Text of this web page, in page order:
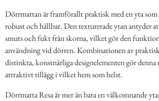
Dörrmattan är framförallt praktisk med en yta som
robust och hållbar. Den texturerade ytan antyder
smuts och fukt från skorna, vilket gör den
användning vid dörren. Kombinationen av
distinkta, konstnärliga designelementen gör
attraktivt tillägg i vilket hem som helst.
Dörrmatta Resa är mer än bara en välkomnande